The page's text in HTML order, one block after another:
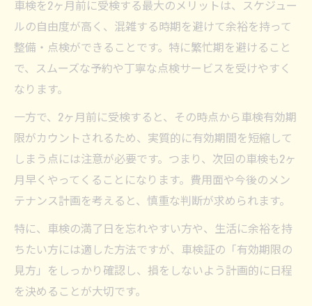
車検を2ヶ月前に受検する最大のメリットは、スケジュー
ルの自由度が高く、混雑する時期を避けて余裕を持って
整備・点検ができることです。特に繁忙期を避けること
で、スムーズな予約や丁寧な点検サービスを受けやすく
なります。
一方で、2ヶ月前に受検すると、その時点から車検有効期
限がカウントされるため、実質的に有効期間を短縮して
しまう点には注意が必要です。つまり、次回の車検も2ヶ
月早くやってくることになります。費用面や今後のメン
テナンス計画を考えると、慎重な判断が求められます。
特に、車検の満了日を忘れやすい方や、生活に余裕を持
ちたい方には適した方法ですが、車検証の「有効期限の
見方」をしっかり確認し、損をしないよう計画的に日程
を決めることが大切です。